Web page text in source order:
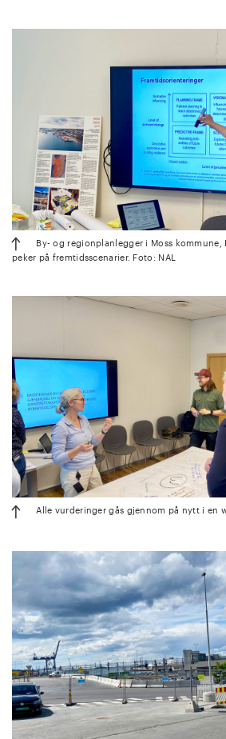
By- og regionplanlegger i Moss kommune,
peker på fremtidsscenarier. Foto: NAL
Alle vurderinger gås gjennom på nytt i en